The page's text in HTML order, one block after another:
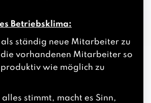
Betriebsklima:
ständig neue Mitarbeiter zu
die vorhandenen Mitarbeiter so
wie möglich zu
alles stimmt, macht es Sinn,